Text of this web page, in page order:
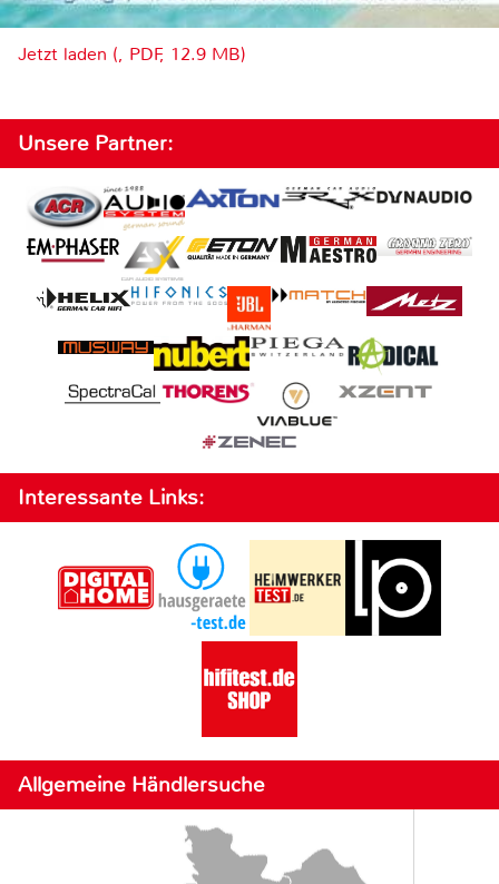
Jetzt laden (, PDF, 12.9 MB)
Unsere Partner:
Interessante Links:
Allgemeine Händlersuche